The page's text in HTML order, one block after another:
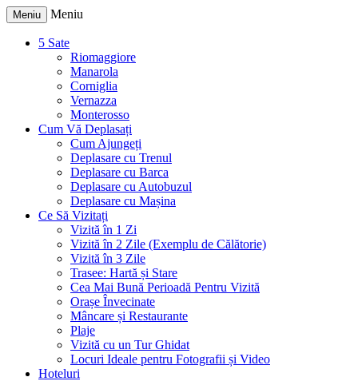
Meniu Meniu
5 Sate
Riomaggiore
Manarola
Corniglia
Vernazza
Monterosso
Cum Vă Deplasați
Cum Ajungeți
Deplasare cu Trenul
Deplasare cu Barca
Deplasare cu Autobuzul
Deplasare cu Mașina
Ce Să Vizitați
Vizită în 1 Zi
Vizită în 2 Zile (Exemplu de Călătorie)
Vizită în 3 Zile
Trasee: Hartă și Stare
Cea Mai Bună Perioadă Pentru Vizită
Orașe Învecinate
Mâncare și Restaurante
Plaje
Vizită cu un Tur Ghidat
Locuri Ideale pentru Fotografii și Video
Hoteluri